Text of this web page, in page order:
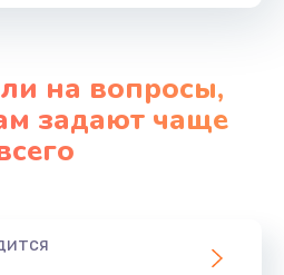
1000 руб.
1000 руб.
1000 руб.
на вопросы,
задают чаще